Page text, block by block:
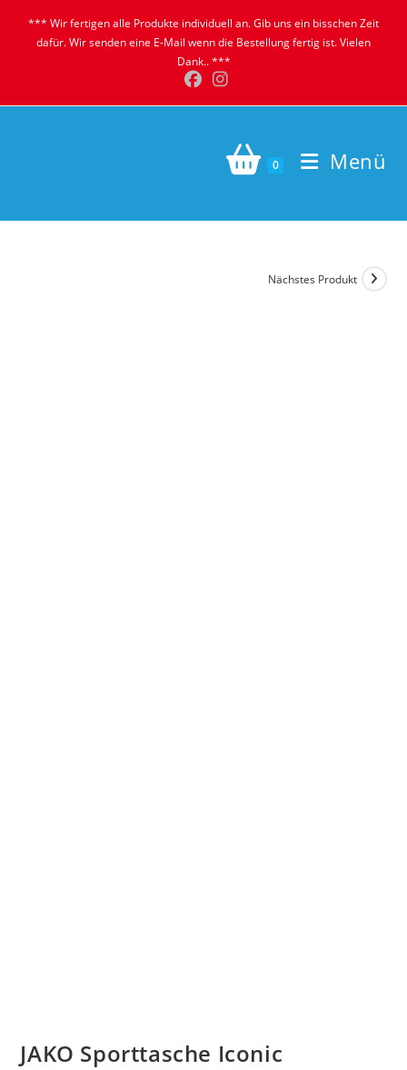
*** Wir fertigen alle Produkte individuell an. Gib uns ein bisschen Zeit
dafür. Wir senden eine E-Mail wenn die Bestellung fertig ist. Vielen
Dank.. ***
0 Menü
Nächstes Produkt
JAKO Sporttasche Iconic